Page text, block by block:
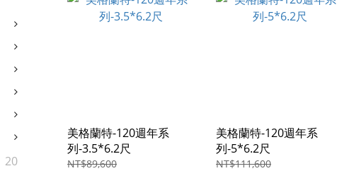
20
美格蘭特-120週年系
列-3.5*6.2尺
NT$89,600
美格蘭特-120週年系
列-5*6.2尺
NT$111,600